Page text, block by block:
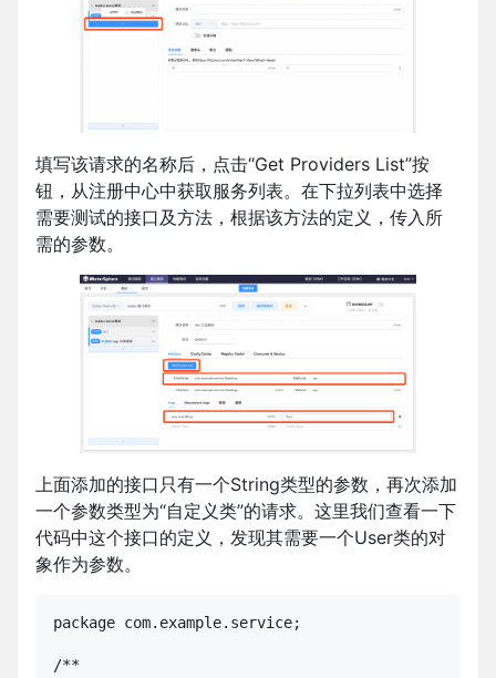
填写该请求的名称后，点击“Get Providers List”按
钮，从注册中心中获取服务列表。在下拉列表中选择
需要测试的接口及方法，根据该方法的定义，传入所
需的参数。
上面添加的接口只有一个String类型的参数，再次添加
一个参数类型为“自定义类”的请求。这里我们查看一下
代码中这个接口的定义，发现其需要一个User类的对
象作为参数。
package com.example.service;
/**